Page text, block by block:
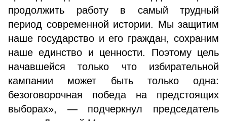
продолжить работу в самый трудный
период современной истории. Мы защитим
наше государство и его граждан, сохраним
наше единство и ценности. Поэтому цель
начавшейся только что избирательной
кампании может быть только одна:
безоговорочная победа на предстоящих
выборах», — подчеркнул председатель